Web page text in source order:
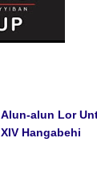
Alun-alun Lor
XIV Hangabehi